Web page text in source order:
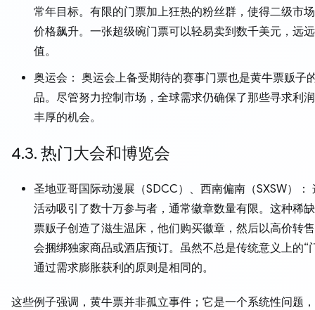
常年目标。有限的门票加上狂热的粉丝群，使得二级市
价格飙升。一张超级碗门票可以轻易卖到数千美元，远
值。
奥运会： 奥运会上备受期待的赛事门票也是黄牛票贩子
品。尽管努力控制市场，全球需求仍确保了那些寻求利
丰厚的机会。
4.3. 热门大会和博览会
圣地亚哥国际动漫展（SDCC）、西南偏南（SXSW）：
活动吸引了数十万参与者，通常徽章数量有限。这种稀
票贩子创造了滋生温床，他们购买徽章，然后以高价转
会捆绑独家商品或酒店预订。虽然不总是传统意义上的“
通过需求膨胀获利的原则是相同的。
这些例子强调，黄牛票并非孤立事件；它是一个系统性问题